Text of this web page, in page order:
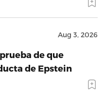
Aug 3, 2026
de que
de Epstein